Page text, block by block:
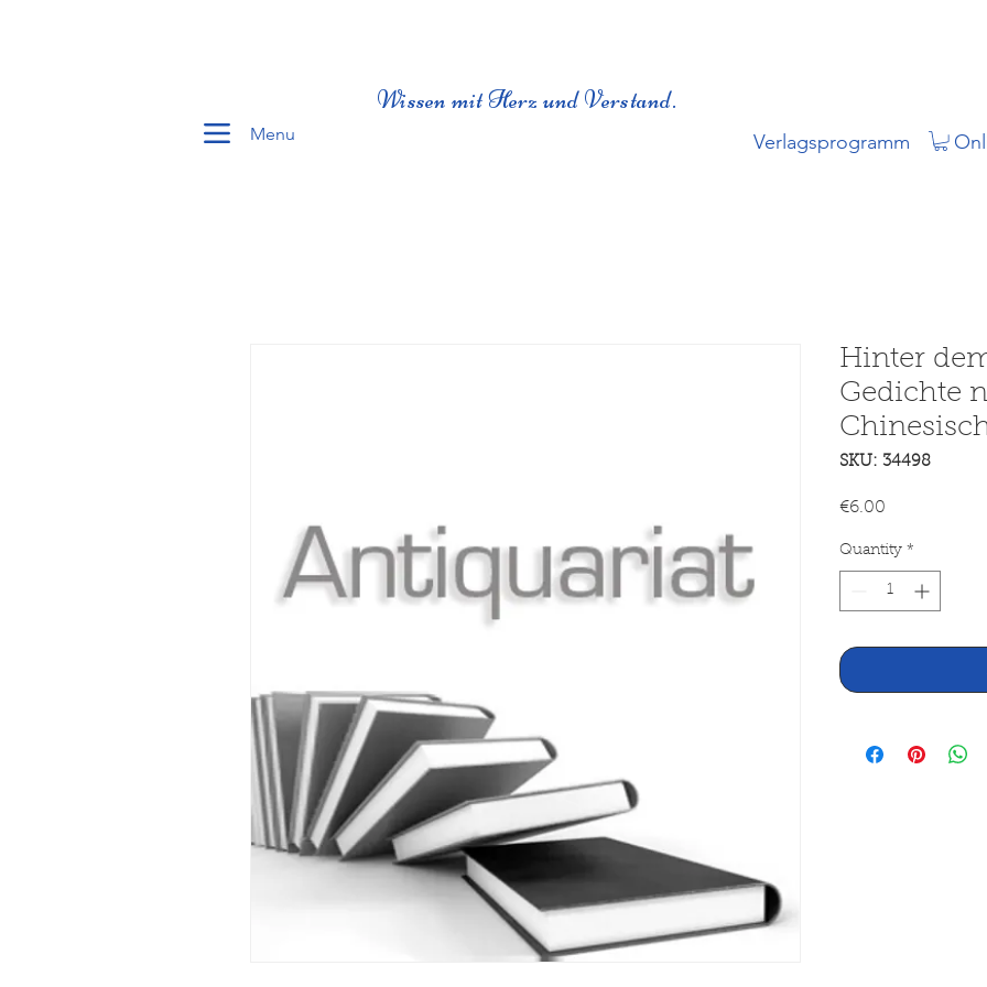
Menu
Wissen mit Herz und Verstand.
Verlagsprogramm
Hinter
Gedichte
SKU: 34498
€6.00Price
Quantity *